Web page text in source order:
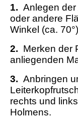
1. Anlegen
oder andere
Winkel (ca.
2. Merken der
anliegenden
3. Anbringen
rechts und
Holmens.